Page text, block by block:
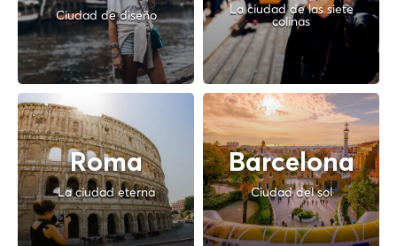
Ciudad de diseño La ciudad de las siete
colinas
Roma
La ciudad eterna
Barcelona
Ciudad del sol